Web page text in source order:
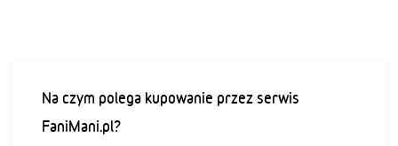
Na czym polega kupowanie przez serwis
FaniMani.pl?